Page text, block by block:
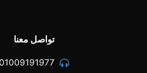
تواصل معنا
01009191977